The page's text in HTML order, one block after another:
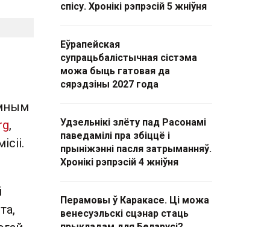
,
спісу. Хронікі рэпрэсій 5 жніўня
Еўрапейская
супрацьбалістычная сістэма
можа быць гатовая да
сярэдзіны 2027 года
Удзельнікі злёту пад Расонамі
паведамілі пра збіццё і
прыніжэнні пасля затрыманняў.
Хронікі рэпрэсій 4 жніўня
Перамовы ў Каракасе. Ці можа
венесуэльскі сцэнар стаць